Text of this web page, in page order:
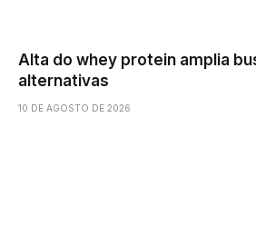
Alta do whey protein amplia
alternativas
10 DE AGOSTO DE 2026